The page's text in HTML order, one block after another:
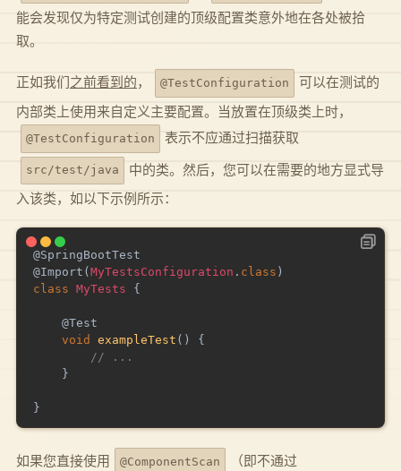
能会发现仅为特定测试创建的顶级配置类意外地在各处被拾
取。
正如我们之前看到的， @TestConfiguration
可以在测试的
内部类上使用来自定义主要配置。当放置在顶级类上时，
@TestConfiguration 表示不应通过扫描获取
src/test/java
中的类。然后，您可以在需要的地方显式导
入该类，如以下示例所示：
@SpringBootTest
@Import ( MyTestsConfiguration . class )
class MyTests {
@Test
void
exampleTest ( )
{
// ...
}
}
如果您直接使用 @ComponentScan （即不通过